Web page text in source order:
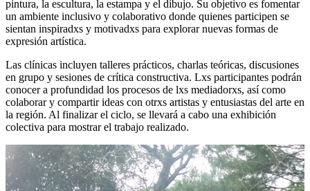
pintura, la escultura, la estampa y el dibujo. Su objetivo es fomentar
un ambiente inclusivo y colaborativo donde quienes participen se
sientan inspiradxs y motivadxs para explorar nuevas formas de
expresión artística.
Las clínicas incluyen talleres prácticos, charlas teóricas, discusiones
en grupo y sesiones de crítica constructiva. Lxs participantes podrán
conocer a profundidad los procesos de lxs mediadorxs, así como
colaborar y compartir ideas con otrxs artistas y entusiastas del arte en
la región. Al finalizar el ciclo, se llevará a cabo una exhibición
colectiva para mostrar el trabajo realizado.